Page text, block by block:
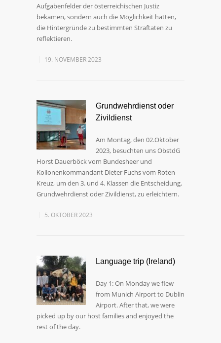
Aufgabenfelder der österreichischen Justiz
bekamen, sondern auch die Möglichkeit hatten,
die Hintergründe zu bestimmten Straftaten zu
reflektieren.
19. NOVEMBER 2023
Grundwehrdienst oder
Zivildienst
Am Montag, den 02.Oktober
2023, besuchten uns ObstdG
Horst Dauerböck vom Bundesheer und
Kollonenkommandant Dieter Fuchs vom Roten
Kreuz, um den 3. und 4. Klassen die Entscheidung,
Grundwehrdienst oder Zivildienst, zu erleichtern.
5. OKTOBER 2023
Language trip (Ireland)
Day 1: On Monday we flew
from Munich Airport to Dublin
Airport. After that, we were
picked up by our host families and enjoyed the
rest of the day.